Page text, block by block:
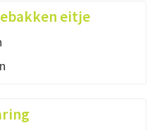
eitje